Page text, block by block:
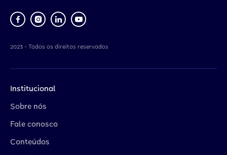
2023 - Todos os direitos reservados
Institucional
Sobre nós
Fale conosco
Conteúdos